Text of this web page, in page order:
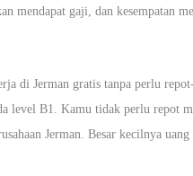
mendapat gaji, dan kesempatan
di Jerman gratis tanpa perlu
level B1. Kamu tidak perlu repot
Jerman. Besar kecilnya